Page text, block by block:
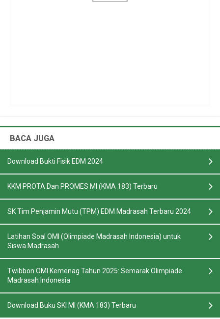
BACA JUGA
Download Bukti Fisik EDM 2024
KKM PROTA Dan PROMES MI (KMA 183) Terbaru
SK Tim Penjamin Mutu (TPM) EDM Madrasah Terbaru 2024
Latihan Soal OMI (Olimpiade Madrasah Indonesia) untuk
Siswa Madrasah
Twibbon OMI Kemenag Tahun 2025: Semarak Olimpiade
Madrasah Indonesia
Download Buku SKI MI (KMA 183) Terbaru